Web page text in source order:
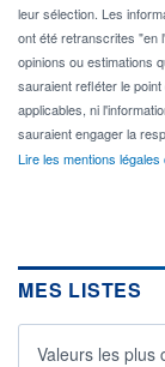
leur sélection. Les
ont été retranscrites "en
opinions ou estimations
sauraient refléter le
applicables, ni
sauraient engager la
Lire les mentions légales
MES LISTES
Valeurs les plus